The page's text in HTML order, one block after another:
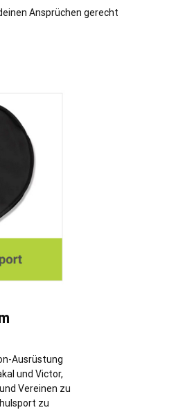
Ansprüchen gerecht
Ausrüstung
und Victor,
Vereinen zu
zu